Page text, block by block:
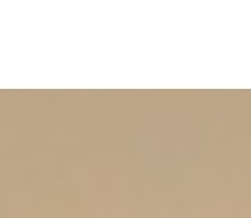
choix en matière de